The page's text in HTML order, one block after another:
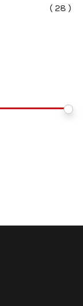
28